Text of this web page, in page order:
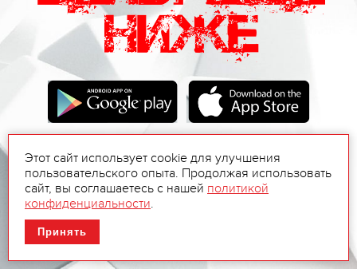
Этот сайт использует cookie для улучшения
пользовательского опыта. Продолжая использовать
сайт, вы соглашаетесь с нашей политикой
конфиденциальности.
Принять